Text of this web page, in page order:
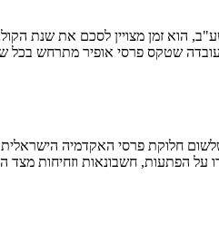
זמן מצויין לסכם את שנת הקולנוע
שטקס פרסי אופיר מתרחש
חשבונאות וזחיחות מצד הפייבוריט הברור, אבל